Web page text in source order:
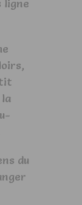
ligne
du